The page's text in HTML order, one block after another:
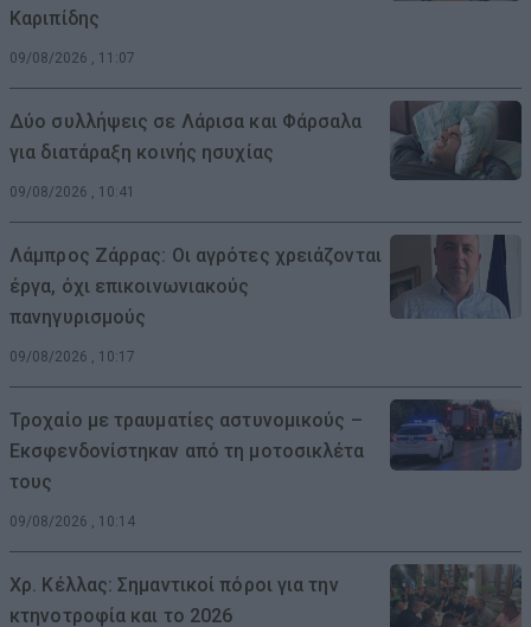
Καριπίδης
09/08/2026 , 11:07
Δύο συλλήψεις σε Λάρισα και Φάρσαλα
για διατάραξη κοινής ησυχίας
09/08/2026 , 10:41
Λάμπρος Ζάρρας: Οι αγρότες χρειάζονται
έργα, όχι επικοινωνιακούς
πανηγυρισμούς
09/08/2026 , 10:17
Τροχαίο με τραυματίες αστυνομικούς –
Εκσφενδονίστηκαν από τη μοτοσικλέτα
τους
09/08/2026 , 10:14
Χρ. Κέλλας: Σημαντικοί πόροι για την
κτηνοτροφία και το 2026